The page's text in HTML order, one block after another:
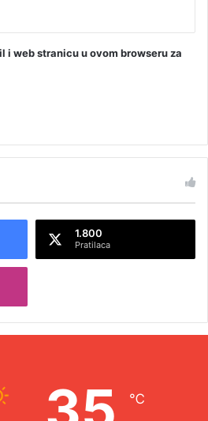
i web stranicu u ovom browseru za
1.800
Pratilaca
℃